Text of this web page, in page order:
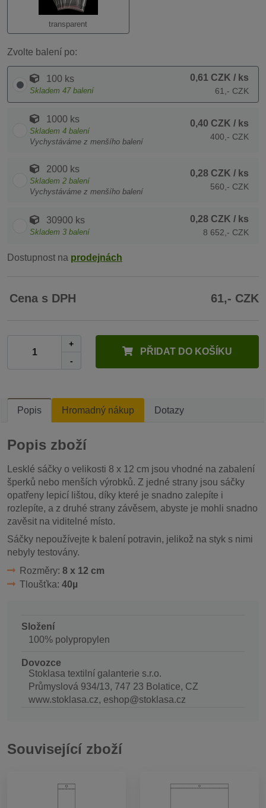
transparent
Zvolte balení po:
100 ks
Skladem 47 balení
0,61 CZK / ks
61,- CZK
1000 ks
Skladem 4 balení
Vychystáváme z menšího balení
0,40 CZK / ks
400,- CZK
2000 ks
Skladem 2 balení
Vychystáváme z menšího balení
0,28 CZK / ks
560,- CZK
30900 ks
Skladem 3 balení
0,28 CZK / ks
8 652,- CZK
Dostupnost na prodejnách
Cena s DPH 61,- CZK
+
-
PŘIDAT DO KOŠÍKU
Popis Hromadný nákup Dotazy
Popis zboží
Lesklé sáčky o velikosti 8 x 12 cm jsou vhodné na zabalení
šperků nebo menších výrobků. Z jedné strany jsou sáčky
opatřeny lepicí lištou, díky které je snadno zalepíte i
rozlepíte, a z druhé strany závěsem, abyste je mohli snadno
zavěsit na viditelné místo.
Sáčky nepoužívejte k balení potravin, jelikož na styk s nimi
nebyly testovány.
Rozměry: 8 x 12 cm
Tloušťka: 40µ
Složení
100% polypropylen
Dovozce
Stoklasa textilní galanterie s.r.o.
Průmyslová 934/13, 747 23 Bolatice, CZ
www.stoklasa.cz, eshop@stoklasa.cz
Související zboží